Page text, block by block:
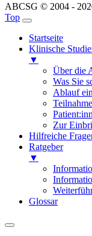
ABCSG © 2004 -
Top
Startseite
Klinische
▼
Über die
Was Sie
Ablauf
Zur
Hilfreiche
Ratgeber
▼
Glossar